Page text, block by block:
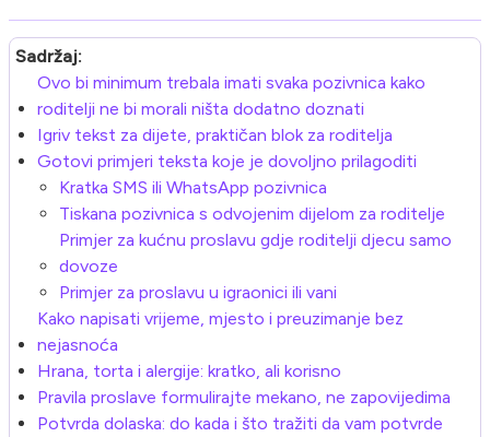
Sadržaj:
Ovo bi minimum trebala imati svaka pozivnica kako
roditelji ne bi morali ništa dodatno doznati
Igriv tekst za dijete, praktičan blok za roditelja
Gotovi primjeri teksta koje je dovoljno prilagoditi
Kratka SMS ili WhatsApp pozivnica
Tiskana pozivnica s odvojenim dijelom za roditelje
Primjer za kućnu proslavu gdje roditelji djecu samo
dovoze
Primjer za proslavu u igraonici ili vani
Kako napisati vrijeme, mjesto i preuzimanje bez
nejasnoća
Hrana, torta i alergije: kratko, ali korisno
Pravila proslave formulirajte mekano, ne zapovijedima
Potvrda dolaska: do kada i što tražiti da vam potvrde